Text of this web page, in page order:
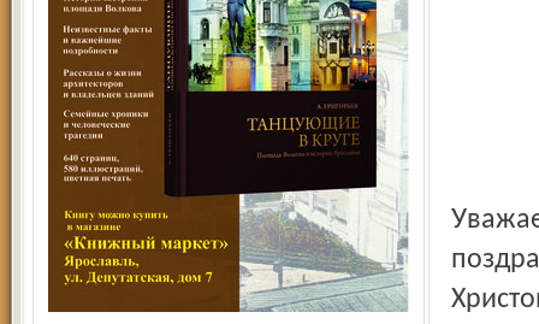
Уважаемые коллеги! Примите искренние и тёплые